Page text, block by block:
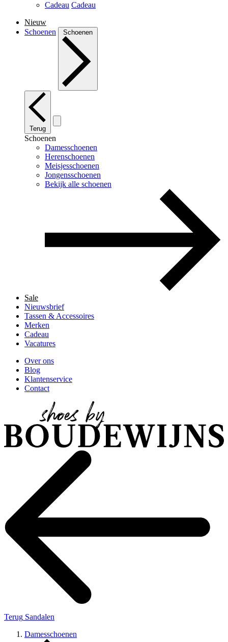
Cadeau Cadeau
Nieuw
Schoenen
Schoenen
Terug
Schoenen
Damesschoenen
Herenschoenen
Meisjesschoenen
Jongensschoenen
Bekijk alle schoenen
Sale
Nieuwsbrief
Tassen & Accessoires
Merken
Cadeau
Vacatures
Over ons
Blog
Klantenservice
Contact
Terug Sandalen
Damesschoenen